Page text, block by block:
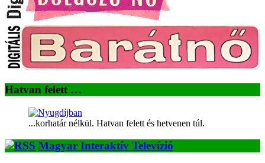
Hatvan felett …
...korhatár nélkül. Hatvan felett és hetvenen túl.
Magyar Interaktív Televízió